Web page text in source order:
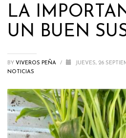
LA
UN BUEN
BY VIVEROS PEÑA / JUEVES, 26
NOTICIAS